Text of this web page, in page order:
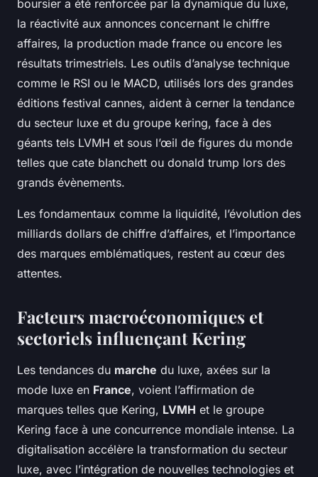
boursier a été renforcée par la dynamique du luxe,
la réactivité aux annonces concernant le chiffre
affaires, la production made france ou encore les
résultats trimestriels. Les outils d’analyse technique
comme le RSI ou le MACD, utilisés lors des grandes
éditions festival cannes, aident à cerner la tendance
du secteur luxe et du groupe kering, face à des
géants tels LVMH et sous l’œil de figures du monde
telles que cate blanchett ou donald trump lors des
grands évènements.
Les fondamentaux comme la liquidité, l’évolution des
milliards dollars de chiffre d’affaires, et l’importance
des marques emblématiques, restent au cœur des
attentes.
Facteurs macroéconomiques et
sectoriels influençant Kering
Les tendances du marche du luxe, axées sur la
mode luxe en France, voient l’affirmation de
marques telles que Kering, LVMH et le groupe
Kering face à une concurrence mondiale intense. La
digitalisation accélère la transformation du secteur
luxe, avec l’intégration de nouvelles technologies et